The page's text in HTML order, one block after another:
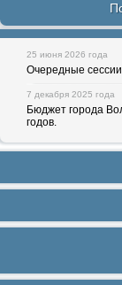
25 июня 2026 года
Очередные
7 декабря 2025 года
Бюджет города
годов.